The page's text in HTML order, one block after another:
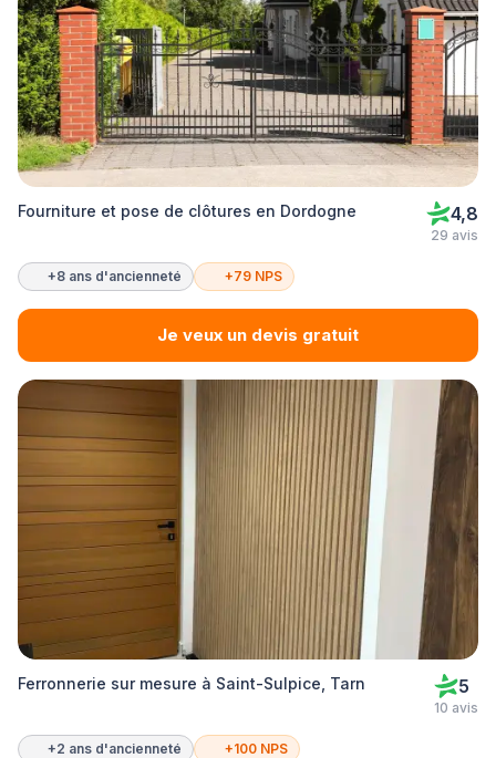
Fourniture et pose de clôtures en Dordogne 4,8
29 avis
+8 ans d'ancienneté +79 NPS
Je veux un devis gratuit
Ferronnerie sur mesure à Saint-Sulpice, Tarn 5
10 avis
+2 ans d'ancienneté +100 NPS